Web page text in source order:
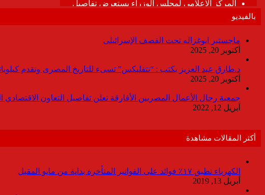
بالفيديو
ماجستير ابوغزاله تحت القصف الإسرائيلى
أكتوبر 20, 2025
د.طارق عبد العزيز يكتب : “نتفليكس” تسىء للتاريخ المصرى وتقدم
أكتوبر 20, 2025
جمعية رجال الأعمال المصريين الأفارقة تعلن تفاصيل التعاون الاقتصادي
أبريل 12, 2022
أكثر المقالات مشاهدة
الكهرباء تطبق ١٧٪ فوائد على الفواتير المتأخرة بداية من مايو المقبل
أبريل 13, 2019